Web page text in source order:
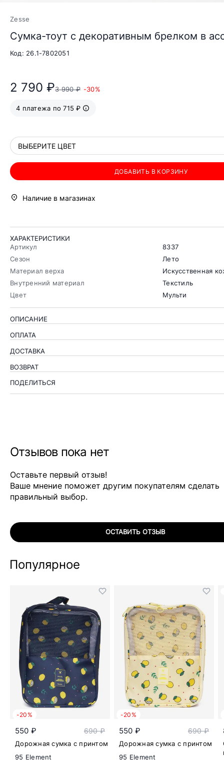
Zesse
Сумка-тоут с декоративным брелком в
Код: 26.1-7802051
2 790 ₽3 990 ₽ -30%
4 платежа по 715 ₽
ВЫБЕРИТЕ ЦВЕТ
ДОБАВИТЬ В КОРЗИНУ
Наличие в магазинах
ХАРАКТЕРИСТИКИ
Артикул
8337
Сезон
Лето
Материал верха
Искусственная
Внутренний материал
Текстиль
Цвет
Мульти
ОПИСАНИЕ
ОПЛАТА
ДОСТАВКА
ВОЗВРАТ
ПОДЕЛИТЬСЯ
Отзывов пока нет
Оставьте первый отзыв!
Ваше мнение поможет другим покупателям сделать
правильный выбор.
ОСТАВИТЬ ОТЗЫВ
Популярное
-20%
550 ₽ 690 ₽
Дорожная сумка с принтом
95 Element
-20%
550 ₽ 690 ₽
Дорожная сумка с принтом
95 Element